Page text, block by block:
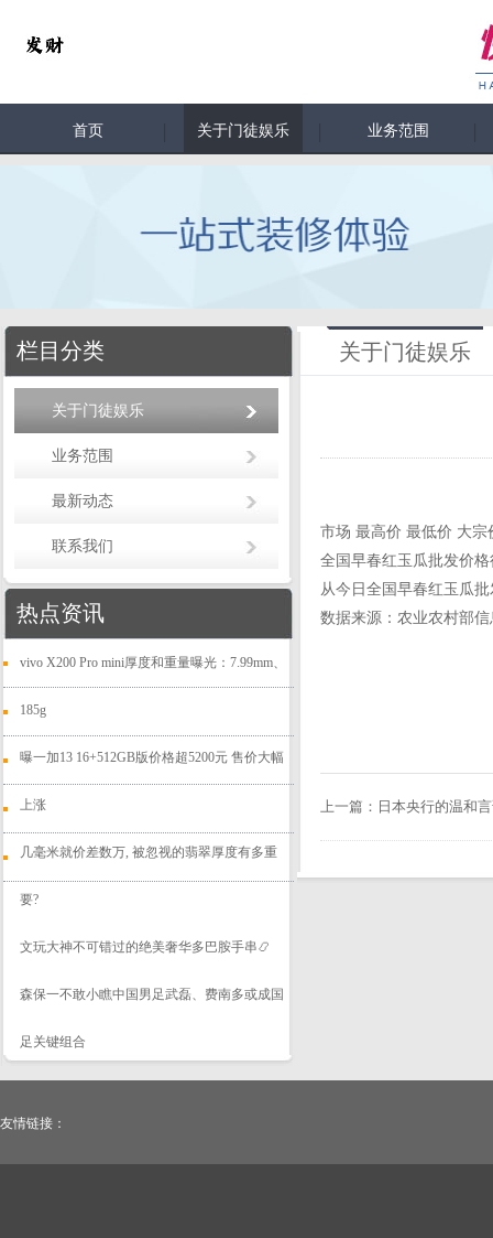
首页 关于门徒娱乐 业务范围
栏目分类
关于门徒娱乐
业务范围
最新动态
联系我们
热点资讯
vivo X200 Pro mini厚度和重量曝光：7.99mm、
185g
曝一加13 16+512GB版价格超5200元 售价大幅
上涨
几毫米就价差数万, 被忽视的翡翠厚度有多重
要?
文玩大神不可错过的绝美奢华多巴胺手串📿
森保一不敢小瞧中国男足武磊、费南多或成国
足关键组合
关于门徒娱乐
市场 最高价 最低价 大宗
全国早春红玉瓜批发价
从今日全国早春红玉瓜
数据来源：农业农村部
上一篇： 日本央行的温和
友情链接：